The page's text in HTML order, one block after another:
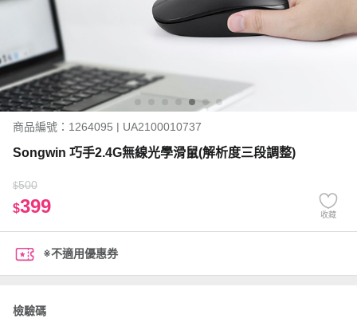
商品編號：1264095 | UA2100010737
Songwin 巧手2.4G無線光學滑鼠(解析度三段調整)
$500
$399 收藏
※不適用優惠券
檢驗碼